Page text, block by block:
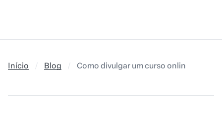
Início Blog Como divulgar um curso online como